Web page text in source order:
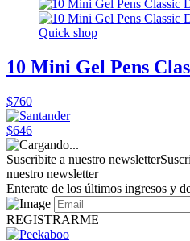
Quick shop
10 Mini Gel Pens
$760
$646
Suscribite a nuestro newsletter
nuestro newsletter
Enterate de los últimos ingresos y
REGISTRARME